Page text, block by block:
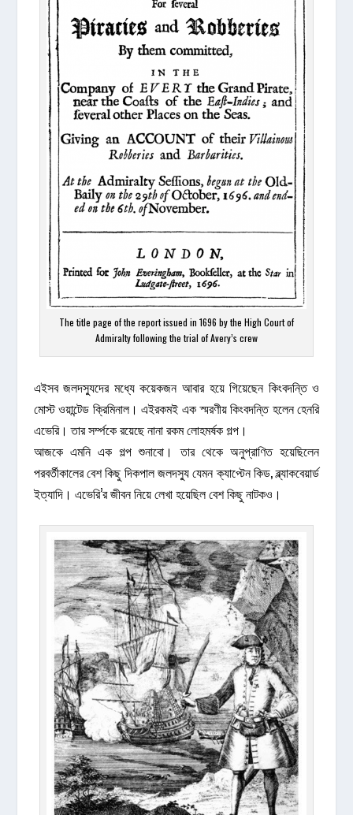
The title page of the report issued in 1696 by the High Court of
Admiralty following the trial of Avery’s crew
এইসব জলদস্যুদের মধ্যে কয়েকজন আবার হয়ে গিয়েছেন কিংবদন্তি ও
মোস্ট ওয়ান্টেড ক্রিমিনাল। এইরকমই এক স্মরণীয় কিংবদন্তি হলেন হেনরি
এভেরি। তার সর্ম্পকে রয়েছে নানা রকম লোহমর্ষক গল্প।
আজকে এমনি এক গল্প শুনাবো। তার থেকে অনুপ্রাণিত হয়েছিলেন
পরবর্তীকালের বেশ কিছু দিকপাল জলদস্যু যেমন ক্যাপ্টেন কিড, ব্ল্যাকবেয়ার্ড
ইত্যাদি। এভেরি’র জীবন নিয়ে লেখা হয়েছিল বেশ কিছু নাটকও।